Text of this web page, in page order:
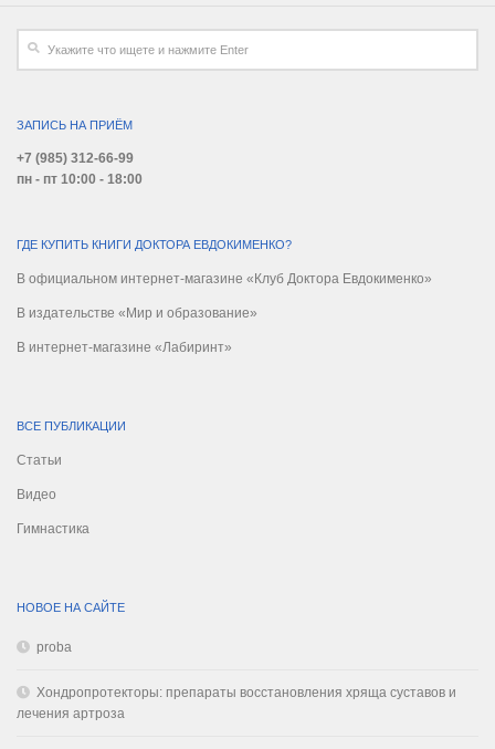
ЗАПИСЬ НА ПРИЁМ
+7 (985) 312-66-99
пн - пт 10:00 - 18:00
ГДЕ КУПИТЬ КНИГИ ДОКТОРА ЕВДОКИМЕНКО?
В официальном интернет-магазине «Клуб Доктора Евдокименко»
В издательстве «Мир и образование»
В интернет-магазине «Лабиринт»
ВСЕ ПУБЛИКАЦИИ
Статьи
Видео
Гимнастика
НОВОЕ НА САЙТЕ
proba
Хондропротекторы: препараты восстановления хряща суставов и
лечения артроза